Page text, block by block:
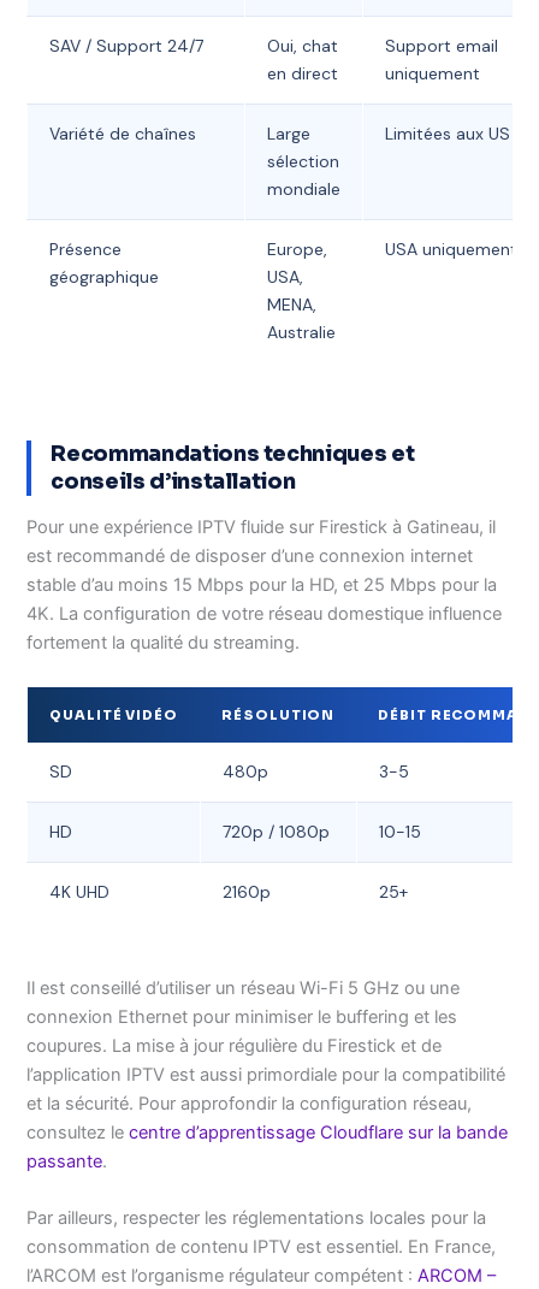
SAV / Support 24/7
Oui, chat
en direct
Support email
uniquement
Variété de chaînes
Large
sélection
mondiale
Limitées aux US
Présence
géographique
Europe,
USA,
MENA,
Australie
USA uniquement
Recommandations techniques et
conseils d’installation
Pour une expérience IPTV fluide sur Firestick à Gatineau, il
est recommandé de disposer d’une connexion internet
stable d’au moins 15 Mbps pour la HD, et 25 Mbps pour la
4K. La configuration de votre réseau domestique influence
fortement la qualité du streaming.
QUALITÉ VIDÉO RÉSOLUTION DÉBIT
SD 480p 3-5
HD 720p / 1080p 10-15
4K UHD 2160p 25+
Il est conseillé d’utiliser un réseau Wi-Fi 5 GHz ou une
connexion Ethernet pour minimiser le buffering et les
coupures. La mise à jour régulière du Firestick et de
l’application IPTV est aussi primordiale pour la compatibilité
et la sécurité. Pour approfondir la configuration réseau,
consultez lecentre d’apprentissage Cloudflare sur la bande
passante.
Par ailleurs, respecter les réglementations locales pour la
consommation de contenu IPTV est essentiel. En France,
l’ARCOM est l’organisme régulateur compétent :ARCOM –